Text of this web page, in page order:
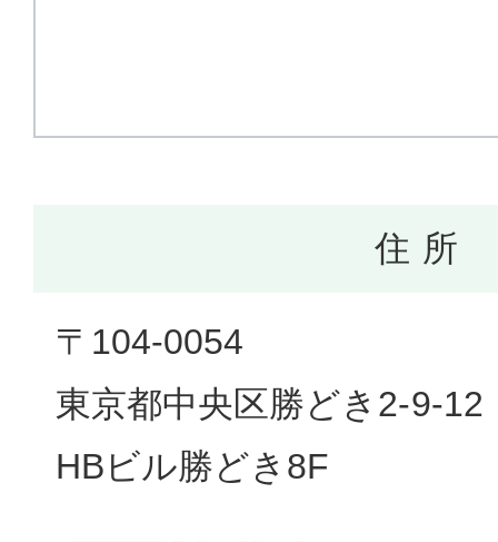
住 所
〒104-0054
東京都中央区勝どき2-9-12
HBビル勝どき8F